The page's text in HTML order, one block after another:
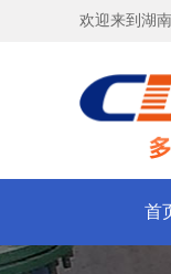
欢迎来到湖
首